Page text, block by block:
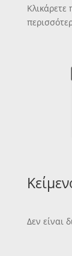
Κλικάρετε
Δεν είναι